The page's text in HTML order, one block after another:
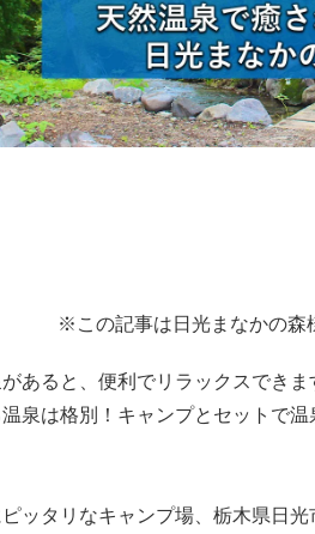
※この記事は日光まなかの森
あると、便利でリラックスできま
泉は格別！キャンプとセットで
ッタリなキャンプ場、栃木県日